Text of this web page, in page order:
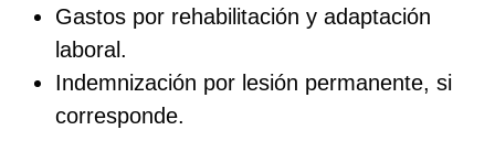
Gastos por rehabilitación y adaptación
laboral.
Indemnización por lesión permanente, si
corresponde.